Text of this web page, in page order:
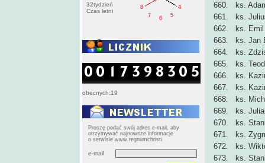
32tydzień
Czas letni
4
5
6
7
8
obecnych:19
Proszę podać swój adres e-mail, aby
otrzymywać najnowsze informacje
o serwisie www.regnumchristi
e-mail
660. ks.
661. ks.
662. ks. Emil
663. ks. Jan
664. ks.
665. ks.
666. ks.
667. ks.
668. ks.
669. ks.
670. ks.
671. ks.
672. ks.
673. ks.